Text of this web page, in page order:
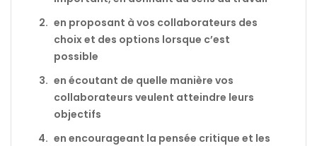
en proposant à vos collaborateurs des
choix et des options lorsque c’est
possible
en écoutant de quelle manière vos
collaborateurs veulent atteindre leurs
objectifs
en encourageant la pensée critique et les